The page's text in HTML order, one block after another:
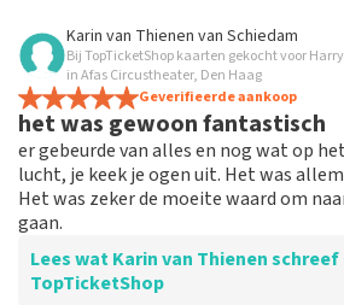
Beoordeling van Eli Tegelaar over
Alles werkt
Alles werkte naar behoren.
Karin van Thienen van Schiedam
Bij TopTicketShop kaarten gekocht voor
in Afas Circustheater, Den Haag
Geverifieerde aankoop
het was gewoon fantastisch
er gebeurde van alles en nog wat op
lucht, je keek je ogen uit. Het was
Het was zeker de moeite waard om
gaan.
Lees wat Karin van Thienen
TopTicketShop